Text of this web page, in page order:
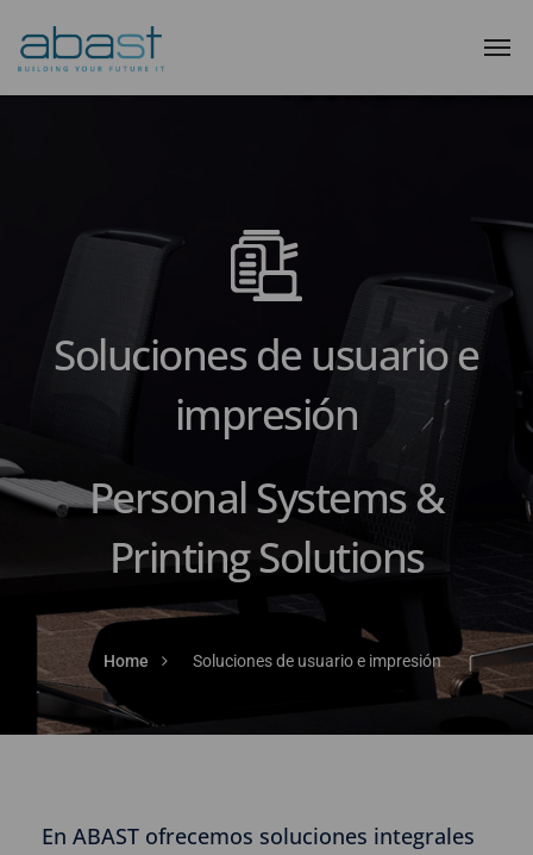
Soluciones de usuario e
impresión
Personal Systems &
Printing Solutions
Home Soluciones de usuario e impresión
En ABAST ofrecemos soluciones integrales